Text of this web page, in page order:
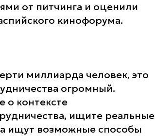
от питчинга и оценили
кинофорума.
миллиарда человек, это
огромный.
о контексте
ищите реальные
ищут возможные способы